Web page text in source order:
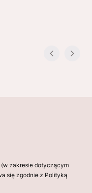
zakresie dotyczącym
się zgodnie z Polityką